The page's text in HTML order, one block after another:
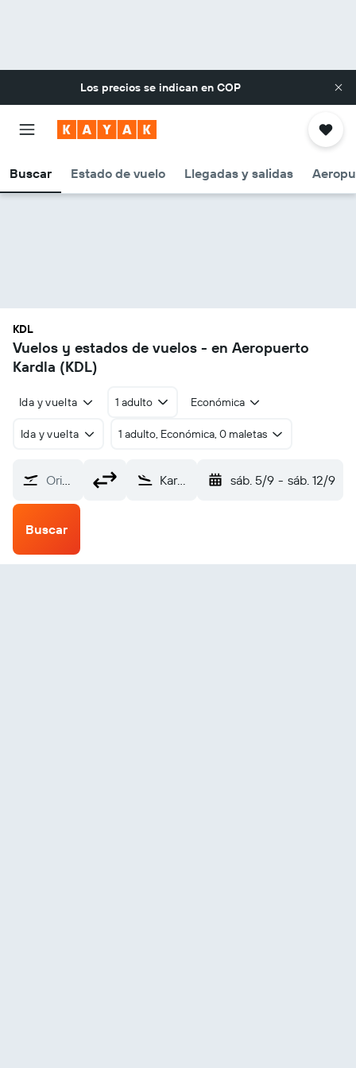
Los precios se indican en COP
Buscar Estado de vuelo Llegadas y salidas
KDL
Vuelos y estados de vuelos - en Aeropuerto
Kardla (KDL)
Ida y vuelta 1 adulto Económica
Ida y vuelta 1 adulto, Económica, 0 maletas
Origen Kardla (KDL) sáb. 5/9 - sáb. 12/9
Buscar